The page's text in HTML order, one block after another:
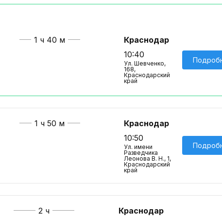
1 ч 40 м
Краснодар
10:40
Ул. Шевченко,
168,
Краснодарский
край
1 ч 50 м
Краснодар
10:50
Ул. имени
Разведчика
Леонова В. Н., 1,
Краснодарский
край
2 ч
Краснодар